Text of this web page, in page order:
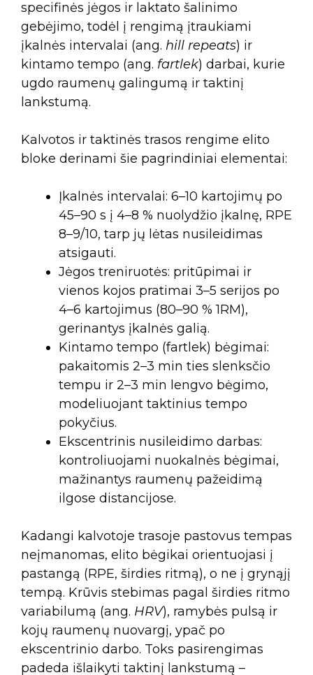
specifinės jėgos ir laktato šalinimo
gebėjimo, todėl į rengimą įtraukiami
įkalnės intervalai (ang. hill repeats) ir
kintamo tempo (ang. fartlek) darbai, kurie
ugdo raumenų galingumą ir taktinį
lankstumą.
Kalvotos ir taktinės trasos rengime elito
bloke derinami šie pagrindiniai elementai:
Įkalnės intervalai: 6–10 kartojimų po
45–90 s į 4–8 % nuolydžio įkalnę, RPE
8–9/10, tarp jų lėtas nusileidimas
atsigauti.
Jėgos treniruotės: pritūpimai ir
vienos kojos pratimai 3–5 serijos po
4–6 kartojimus (80–90 % 1RM),
gerinantys įkalnės galią.
Kintamo tempo (fartlek) bėgimai:
pakaitomis 2–3 min ties slenksčio
tempu ir 2–3 min lengvo bėgimo,
modeliuojant taktinius tempo
pokyčius.
Ekscentrinis nusileidimo darbas:
kontroliuojami nuokalnės bėgimai,
mažinantys raumenų pažeidimą
ilgose distancijose.
Kadangi kalvotoje trasoje pastovus tempas
neįmanomas, elito bėgikai orientuojasi į
pastangą (RPE, širdies ritmą), o ne į grynąjį
tempą. Krūvis stebimas pagal širdies ritmo
variabilumą (ang. HRV), ramybės pulsą ir
kojų raumenų nuovargį, ypač po
ekscentrinio darbo. Toks pasirengimas
padeda išlaikyti taktinį lankstumą –